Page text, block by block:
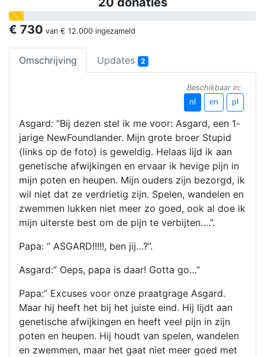
€ 730 van € 12.000 ingezameld
Omschrijving Updates 2
Beschikbaar in:
nl en pl
Asgard: “Bij dezen stel ik me voor: Asgard, een 1-
jarige NewFoundlander. Mijn grote broer Stupid
(links op de foto) is geweldig. Helaas lijd ik aan
genetische afwijkingen en ervaar ik hevige pijn in
mijn poten en heupen. Mijn ouders zijn bezorgd, ik
wil niet dat ze verdrietig zijn. Spelen, wandelen en
zwemmen lukken niet meer zo goed, ook al doe ik
mijn uiterste best om de pijn te verbijten….”.
Papa: “ ASGARD!!!!!, ben jij…?”.
Asgard:” Oeps, papa is daar! Gotta go…”
Papa:” Excuses voor onze praatgrage Asgard.
Maar hij heeft het bij het juiste eind. Hij lijdt aan
genetische afwijkingen en heeft veel pijn in zijn
poten en heupen. Hij houdt van spelen, wandelen
en zwemmen, maar het gaat niet meer goed met